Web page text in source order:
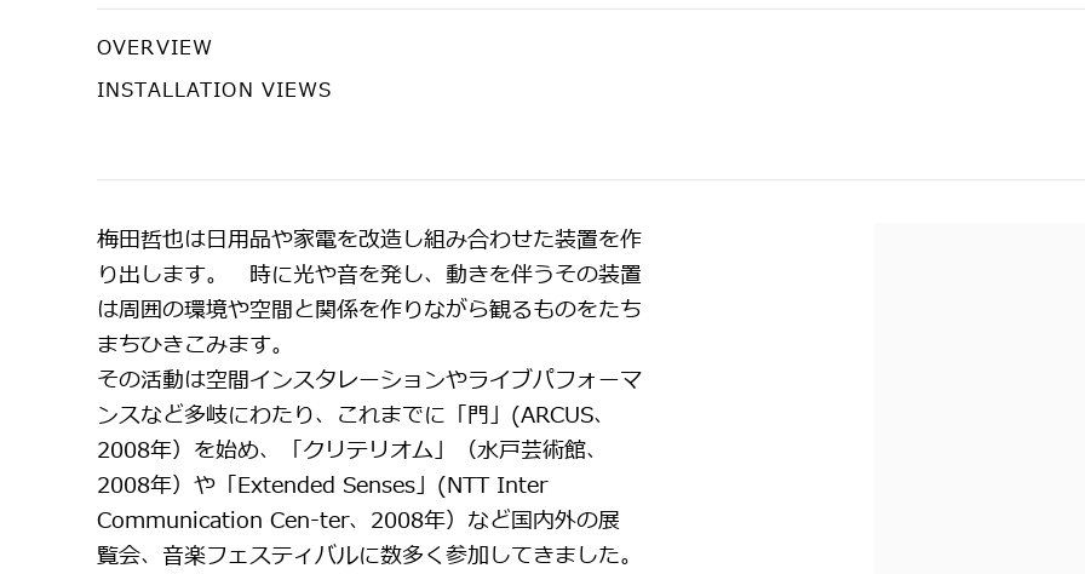
梅田哲也
OVERVIEW
INSTALLATION VIEWS
梅田哲也は日用品や家電を改造し組み合わせた装置を作
り出します。 時に光や音を発し、動きを伴うその装置
は周囲の環境や空間と関係を作りながら観るものをたち
まちひきこみます。
その活動は空間インスタレーションやライブパフォーマ
ンスなど多岐にわたり、これまでに「門」(ARCUS、
2008年）を始め、「クリテリオム」（水戸芸術館、
2008年）や「Extended Senses」(NTT Inter
Communication Cen-ter、2008年）など国内外の展
覧会、音楽フェスティバルに数多く参加してきました。